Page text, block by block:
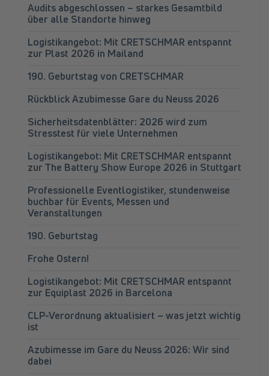
Audits abgeschlossen – starkes Gesamtbild
über alle Standorte hinweg
Logistikangebot: Mit CRETSCHMAR entspannt
zur Plast 2026 in Mailand
190. Geburtstag von CRETSCHMAR
Rückblick Azubimesse Gare du Neuss 2026
Sicherheitsdatenblätter: 2026 wird zum
Stresstest für viele Unternehmen
Logistikangebot: Mit CRETSCHMAR entspannt
zur The Battery Show Europe 2026 in Stuttgart
Professionelle Eventlogistiker, stundenweise
buchbar für Events, Messen und
Veranstaltungen
190. Geburtstag
Frohe Ostern!
Logistikangebot: Mit CRETSCHMAR entspannt
zur Equiplast 2026 in Barcelona
CLP-Verordnung aktualisiert – was jetzt wichtig
ist
Azubimesse im Gare du Neuss 2026: Wir sind
dabei